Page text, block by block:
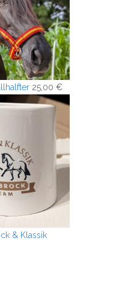
25,00 €
& Klassik